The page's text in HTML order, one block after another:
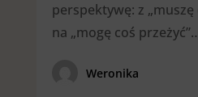
perspektywę: z „muszę
na „mogę coś
Weronika